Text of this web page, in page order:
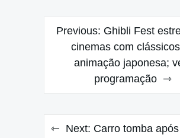
Post
navigation
Previous: Ghibli Fest
cinemas com
animação japonesa;
programação
Next: Carro tomba